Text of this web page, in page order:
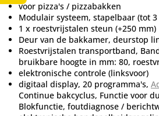
voor pizza's / pizzabakken
Modulair systeem, stapelbaar (tot
1 x roestvrijstalen steun (+250 mm)
Deur van de bakkamer, deurstop
Roestvrijstalen transportband,
bruikbare hoogte in mm: 80,
elektronische controle (linksvoor)
digitaal display, 20 programma's,
Continue bakcyclus, Functie voor
Blokfunctie, foutdiagnose /